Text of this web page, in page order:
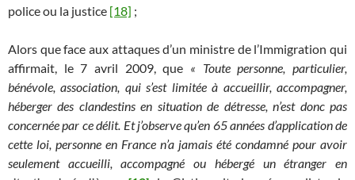
police ou la justice [18] ;
Alors que face aux attaques d’un ministre de l’Immigration qui
affirmait, le 7 avril 2009, que « Toute personne, particulier,
bénévole, association, qui s’est limitée à accueillir, accompagner,
héberger des clandestins en situation de détresse, n’est donc pas
concernée par ce délit. Et j’observe qu’en 65 années d’application de
cette loi, personne en France n’a jamais été condamné pour avoir
seulement accueilli, accompagné ou hébergé un étranger en